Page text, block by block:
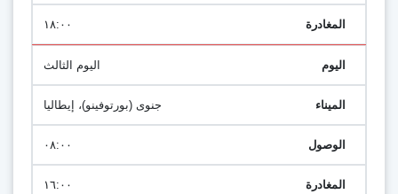
١٨:٠٠
اليوم الثالث
جنوى (بورتوفينو)، إيطاليا
٠٨:٠٠
١٦:٠٠